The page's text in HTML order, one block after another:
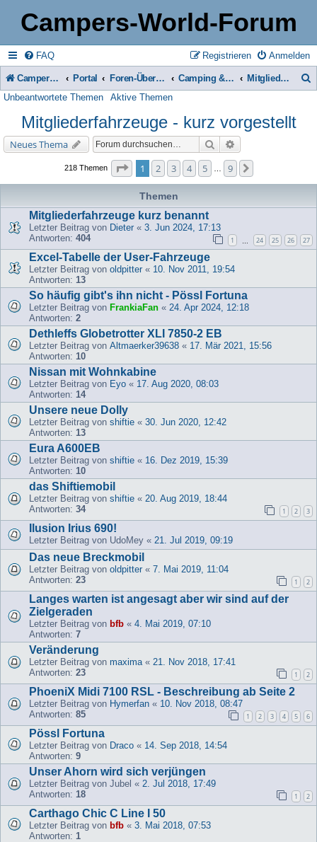
Campers-World-Forum
FAQ Anmelden
Registrieren
Campers-World-Forum Portal Foren-Übersicht Camping & Reise -> Fahrzeuge & Zubehör in der Praxis Mitgliederfahrzeuge - kurz vorgestellt
Unbeantwortete Themen Aktive Themen
Mitgliederfahrzeuge - kurz vorgestellt
Neues Thema Suche
218 Themen Seite von
1 2 3 4 5 9
Themen
Mitgliederfahrzeuge kurz benannt
Letzter Beitrag von Dieter « 3. Jun 2024, 17:13
Antworten: 404 1 24 25 26 27
Excel-Tabelle der User-Fahrzeuge
Letzter Beitrag von oldpitter « 10. Nov 2011, 19:54
Antworten: 13
So häufig gibt's ihn nicht - Pössl Fortuna
Letzter Beitrag von FrankiaFan « 24. Apr 2024, 12:18
Antworten: 2
Dethleffs Globetrotter XLI 7850-2 EB
Letzter Beitrag von Altmaerker39638 « 17. Mär 2021, 15:56
Antworten: 10
Nissan mit Wohnkabine
Letzter Beitrag von Eyo « 17. Aug 2020, 08:03
Antworten: 14
Unsere neue Dolly
Letzter Beitrag von shiftie « 30. Jun 2020, 12:42
Antworten: 13
Eura A600EB
Letzter Beitrag von shiftie « 16. Dez 2019, 15:39
Antworten: 10
das Shiftiemobil
Letzter Beitrag von shiftie « 20. Aug 2019, 18:44
Antworten: 34 1 2 3
Ilusion Irius 690!
Letzter Beitrag von UdoMey « 21. Jul 2019, 09:19
Das neue Breckmobil
Letzter Beitrag von oldpitter « 7. Mai 2019, 11:04
Antworten: 23 1 2
Langes warten ist angesagt aber wir sind auf der
Zielgeraden
Letzter Beitrag von bfb « 4. Mai 2019, 07:10
Antworten: 7
Veränderung
Letzter Beitrag von maxima « 21. Nov 2018, 17:41
Antworten: 23 1 2
PhoeniX Midi 7100 RSL - Beschreibung ab Seite 2
Letzter Beitrag von Hymerfan « 10. Nov 2018, 08:47
Antworten: 85 1 2 3 4 5 6
Pössl Fortuna
Letzter Beitrag von Draco « 14. Sep 2018, 14:54
Antworten: 9
Unser Ahorn wird sich verjüngen
Letzter Beitrag von Jubel « 2. Jul 2018, 17:49
Antworten: 18 1 2
Carthago Chic C Line I 50
Letzter Beitrag von bfb « 3. Mai 2018, 07:53
Antworten: 1